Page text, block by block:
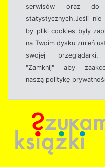
serwisów oraz do
statystycznych.Jeśli nie
by pliki cookies były
na Twoim dysku zmień
swojej przeglądarki.
"Zamknij" aby
naszą politykę